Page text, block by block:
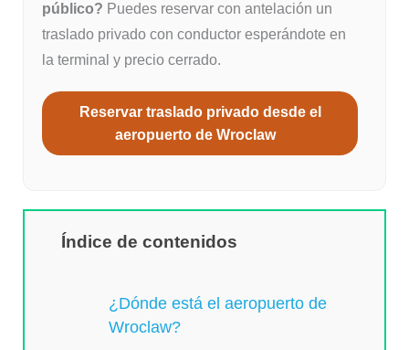
público? Puedes reservar con antelación un
traslado privado con conductor esperándote en
la terminal y precio cerrado.
Reservar traslado privado desde el
aeropuerto de Wroclaw
Índice de contenidos
¿Dónde está el aeropuerto de
Wroclaw?